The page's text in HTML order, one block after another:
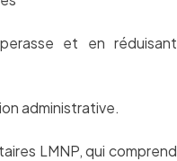
et en réduisant
administrative.
LMNP, qui comprend